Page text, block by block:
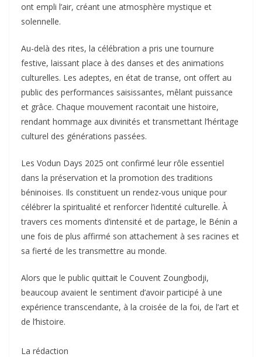
ont empli l’air, créant une atmosphère mystique et
solennelle.
Au-delà des rites, la célébration a pris une tournure
festive, laissant place à des danses et des animations
culturelles. Les adeptes, en état de transe, ont offert au
public des performances saisissantes, mêlant puissance
et grâce. Chaque mouvement racontait une histoire,
rendant hommage aux divinités et transmettant l’héritage
culturel des générations passées.
Les Vodun Days 2025 ont confirmé leur rôle essentiel
dans la préservation et la promotion des traditions
béninoises. Ils constituent un rendez-vous unique pour
célébrer la spiritualité et renforcer l’identité culturelle. À
travers ces moments d’intensité et de partage, le Bénin a
une fois de plus affirmé son attachement à ses racines et
sa fierté de les transmettre au monde.
Alors que le public quittait le Couvent Zoungbodji,
beaucoup avaient le sentiment d’avoir participé à une
expérience transcendante, à la croisée de la foi, de l’art et
de l’histoire.
La rédaction